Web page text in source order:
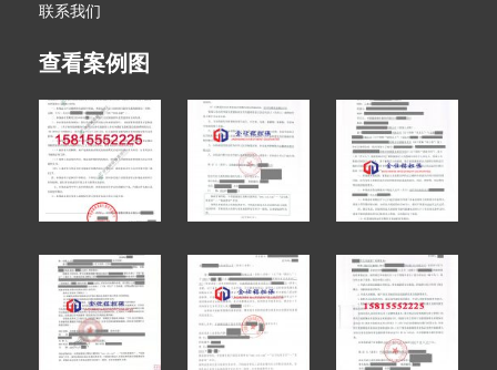
联系我们
查看案例图